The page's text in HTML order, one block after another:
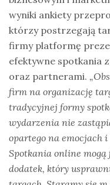
wyniki ankiety
którzy postrzegają
firmy platformę
efektywne spotkania
oraz partnerami.
firm na organizację
tradycyjnej formy
wydarzenia nie
opartego na emocjach
Spotkania online
dodatek, który